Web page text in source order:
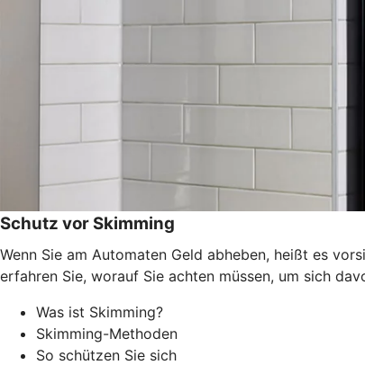
Schutz vor Skimming
Wenn Sie am Automaten Geld abheben, heißt es
erfahren Sie, worauf Sie achten müssen, um sich
Was ist Skimming?
Skimming-Methoden
So schützen Sie sich